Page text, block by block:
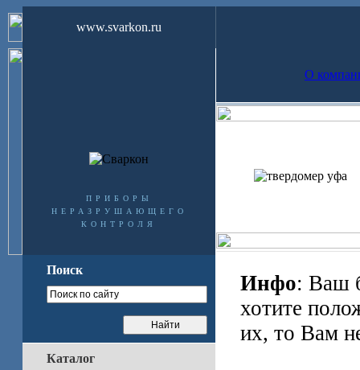
www.svarkon.ru
приборы
неразрушающего
контроля
О
Поиск
Каталог
Инфо: Ваш
хотите
их, то Вам